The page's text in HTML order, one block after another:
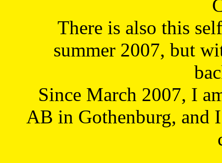
There is also this
summer 2007, but
Since March 2007, I
AB in Gothenburg, and